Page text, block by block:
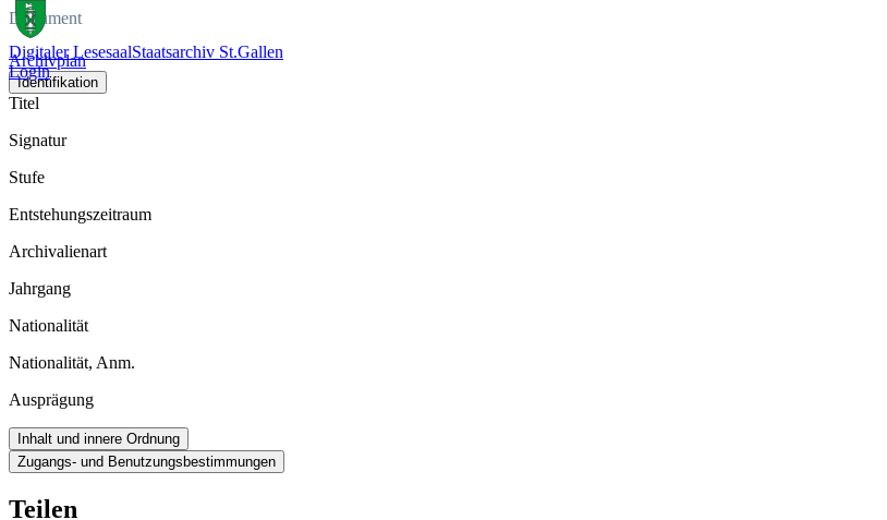
Digitaler LesesaalStaatsarchiv St.Gallen
Login
Dokument
Archivplan
Identifikation
Titel
Signatur
Stufe
Entstehungszeitraum
Archivalienart
Jahrgang
Nationalität
Nationalität, Anm.
Ausprägung
Inhalt und innere Ordnung
Zugangs- und Benutzungsbestimmungen
Teilen